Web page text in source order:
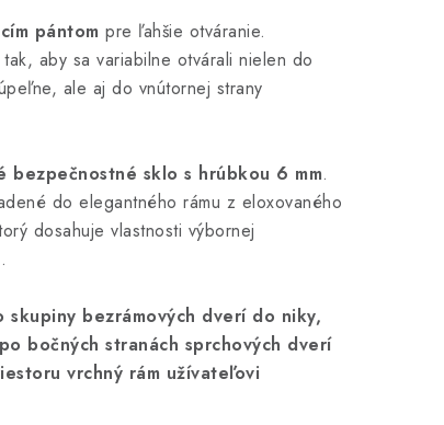
pántom pre ľahšie otváranie.
aby sa variabilne otvárali nielen do
ale aj do vnútornej strany
sklo s hrúbkou 6 mm.
do elegantného rámu z eloxovaného
dosahuje vlastnosti výbornej
bezrámových dverí do niky,
bočných stranách sprchových dverí
vrchný rám užívateľovi